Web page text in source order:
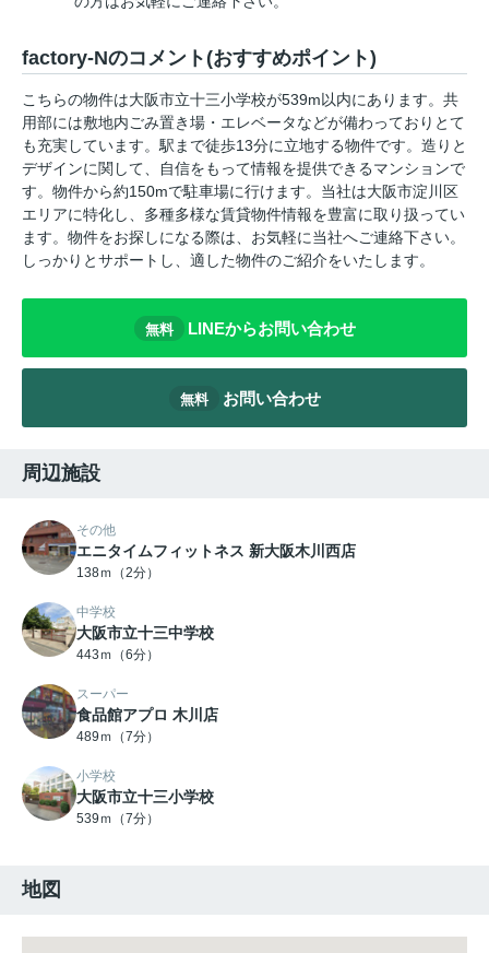
factory-Nのコメント(おすすめポイント)
こちらの物件は大阪市立十三小学校が539m以内にあります。共
用部には敷地内ごみ置き場・エレベータなどが備わっておりとて
も充実しています。駅まで徒歩13分に立地する物件です。造りと
デザインに関して、自信をもって情報を提供できるマンションで
す。物件から約150mで駐車場に行けます。当社は大阪市淀川区
エリアに特化し、多種多様な賃貸物件情報を豊富に取り扱ってい
ます。物件をお探しになる際は、お気軽に当社へご連絡下さい。
しっかりとサポートし、適した物件のご紹介をいたします。
無料 LINEからお問い合わせ
無料 お問い合わせ
周辺施設
その他
エニタイムフィットネス 新大阪木川西店
138ｍ（2分）
中学校
大阪市立十三中学校
443ｍ（6分）
スーパー
食品館アプロ 木川店
489ｍ（7分）
小学校
大阪市立十三小学校
539ｍ（7分）
地図